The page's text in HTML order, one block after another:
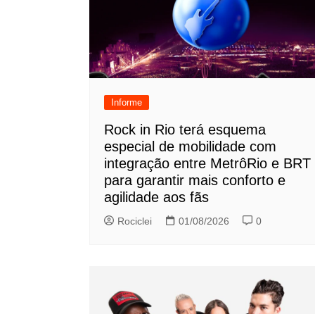
Informe
Rock in Rio terá esquema
especial de mobilidade com
integração entre MetrôRio e BRT
para garantir mais conforto e
agilidade aos fãs
Rociclei 01/08/2026 0